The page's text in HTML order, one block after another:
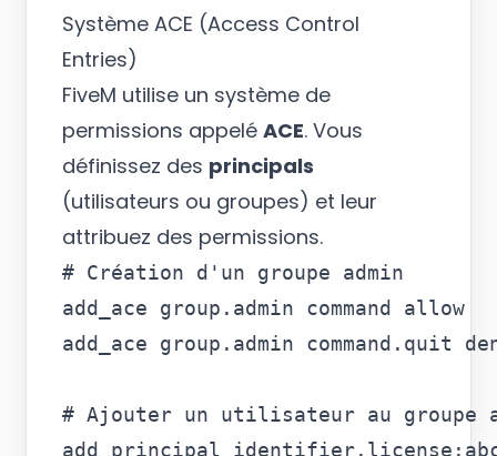
Système ACE (Access Control
Entries)
FiveM utilise un système de
permissions appelé ACE. Vous
définissez des principals
(utilisateurs ou groupes) et leur
attribuez des permissions.
# Création d'un groupe admin
add_ace group.admin command allow
add_ace group.admin command.quit
# Ajouter un utilisateur au